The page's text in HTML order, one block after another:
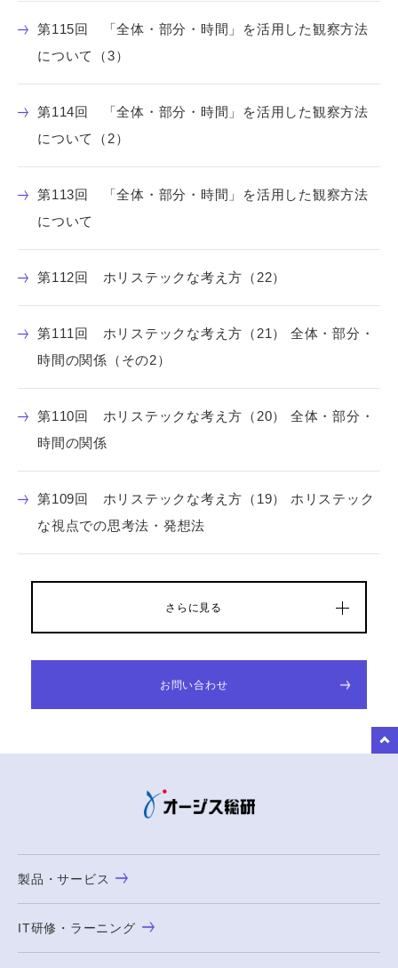
第115回 「全体・部分・時間」を活用した観察方法
について（3）
第114回 「全体・部分・時間」を活用した観察方法
について（2）
第113回 「全体・部分・時間」を活用した観察方法
について
第112回 ホリステックな考え方（22）
第111回 ホリステックな考え方（21） 全体・部分・
時間の関係（その2）
第110回 ホリステックな考え方（20） 全体・部分・
時間の関係
第109回 ホリステックな考え方（19） ホリステック
な視点での思考法・発想法
さらに見る
お問い合わせ
製品・サービス
IT研修・ラーニング